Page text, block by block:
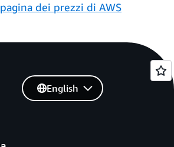
pagina dei prezzi di AWS
English